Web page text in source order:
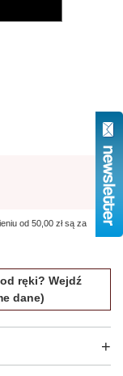
od 50,00 złsą za
ręki? Wejdź
dane)